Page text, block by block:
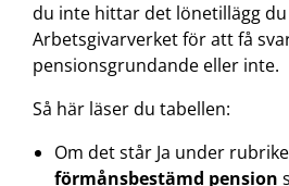
du inte hittar det lönetillägg
Arbetsgivarverket för att få
pensionsgrundande eller inte.
Så här läser du tabellen:
Om det står Ja under
förmånsbestämd pension